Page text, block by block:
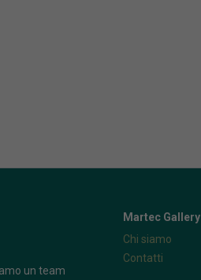
un team
Martec Gallery
Chi siamo
Contatti